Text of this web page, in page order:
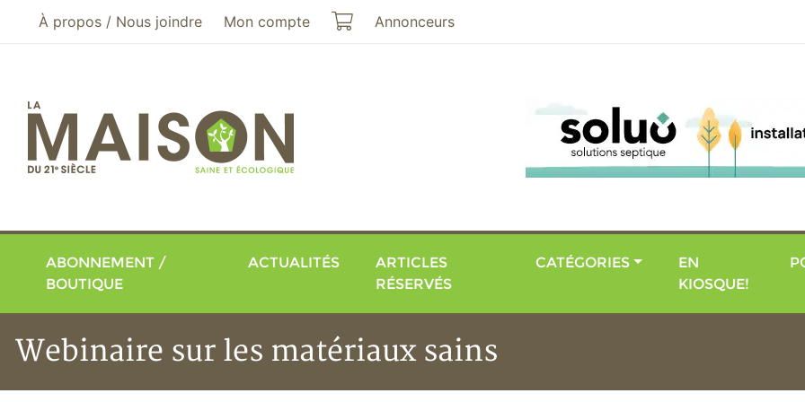
Aller au menu principal
Aller au contenu principal
À propos / Nous joindre Mon compte Mon panier
Annonceurs
ABONNEMENT /
BOUTIQUE
ACTUALITÉS
ARTICLES
RÉSERVÉS
CATÉGORIES
EN
KIOSQUE!
Webinaire sur les matériaux sains